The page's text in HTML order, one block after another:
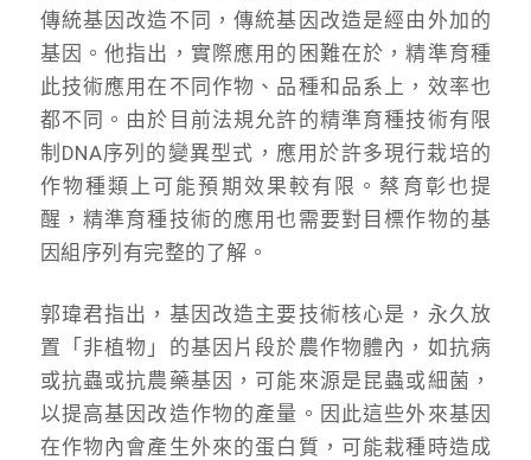
傳統基因改造不同，傳統基因改造是經由外加的
基因。他指出，實際應用的困難在於，精準育種
此技術應用在不同作物、品種和品系上，效率也
都不同。由於目前法規允許的精準育種技術有限
制DNA序列的變異型式，應用於許多現行栽培的
作物種類上可能預期效果較有限。蔡育彰也提
醒，精準育種技術的應用也需要對目標作物的基
因組序列有完整的了解。
郭瑋君指出，基因改造主要技術核心是，永久放
置「非植物」的基因片段於農作物體內，如抗病
或抗蟲或抗農藥基因，可能來源是昆蟲或細菌，
以提高基因改造作物的產量。因此這些外來基因
在作物內會產生外來的蛋白質，可能栽種時造成